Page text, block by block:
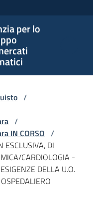
per lo
/
/
IN CORSO /
ESCLUSIVA, DI
CARDIOLOGIA -
DELLA U.O.